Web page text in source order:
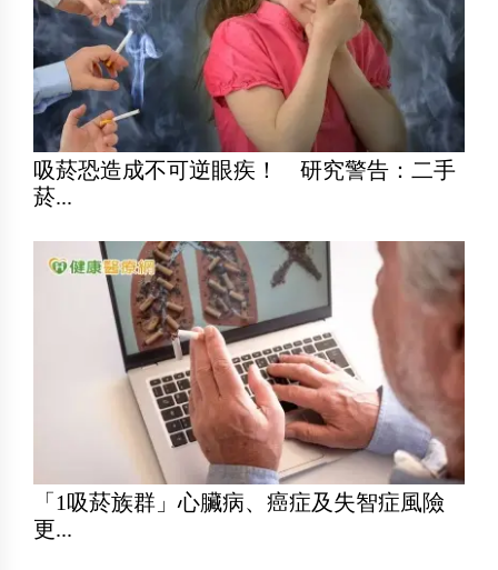
吸菸恐造成不可逆眼疾！ 研究警告：二手
菸...
「1吸菸族群」心臟病、癌症及失智症風險
更...